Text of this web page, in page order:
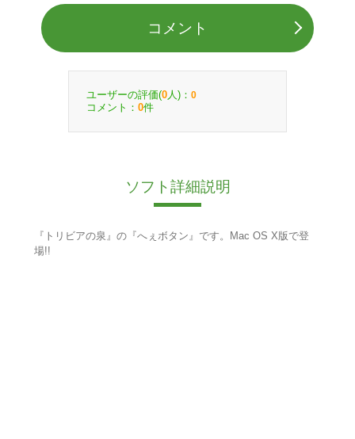
コメント
ユーザーの評価(0 人)： 0
コメント： 0件
ソフト詳細説明
『トリビアの泉』の『へぇボタン』です。Mac OS X版で登
場!!